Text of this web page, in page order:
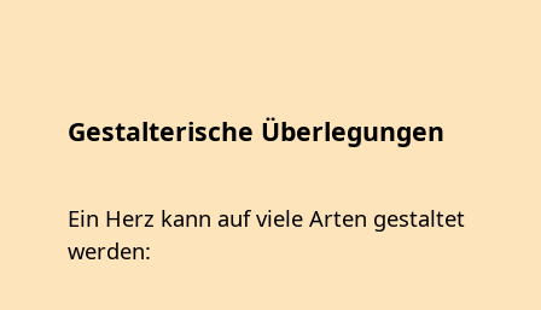
Gestalterische Überlegungen
Ein Herz kann auf viele Arten gestaltet
werden: